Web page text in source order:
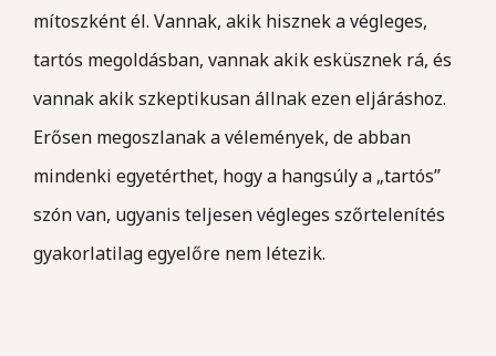
mítoszként él. Vannak, akik hisznek a végleges,
tartós megoldásban, vannak akik esküsznek rá, és
vannak akik szkeptikusan állnak ezen eljáráshoz.
Erősen megoszlanak a vélemények, de abban
mindenki egyetérthet, hogy a hangsúly a „tartós”
szón van, ugyanis teljesen végleges szőrtelenítés
gyakorlatilag egyelőre nem létezik.